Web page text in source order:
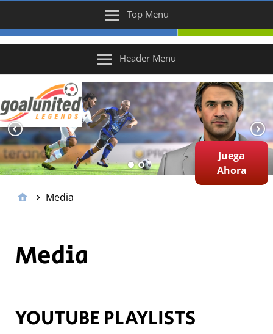
Top Menu
Header Menu
Juega
Ahora
Media
Media
YOUTUBE PLAYLISTS